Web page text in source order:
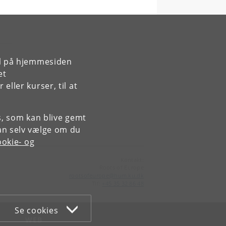
hjemmesiden
eller kurser, til at
som kan blive gemt
selv vælge om du
og
Se cookies
WEB